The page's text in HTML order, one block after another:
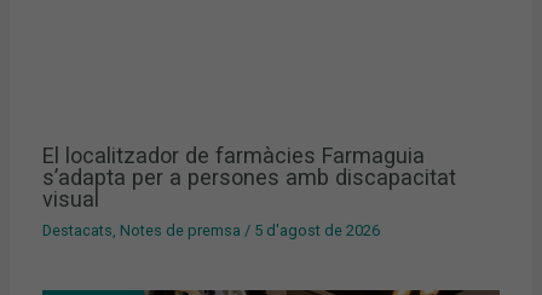
El localitzador de farmàcies Farmaguia
s’adapta per a persones amb discapacitat
visual
Destacats Notes de premsa / 5 d'agost de 2026